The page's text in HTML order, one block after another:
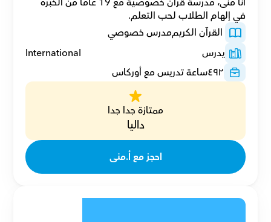
في إلهام الطلاب لحب التعلم.
القرآن الكريممدرس خصوصي
يدرس
International
٤٩٢ساعة تدريس مع أوركاس
ممتازة جدا جدا
داليا
احجز مع أ.منى